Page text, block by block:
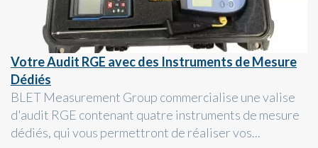
Votre Audit RGE avec des Instruments de Mesure
Dédiés
BLET Measurement Group commercialise une valise
d'audit RGE contenant quatre instruments de mesure
dédiés, qui vous permettront de réaliser vos...